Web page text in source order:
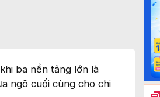
ba nền tảng lớn là
ngõ cuối cùng cho chi